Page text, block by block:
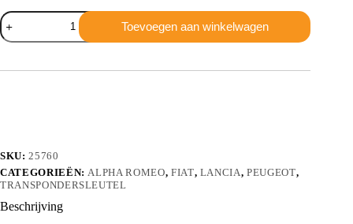
Transpondersleutel
brass
SIP22ATE
chip
Toevoegen aan winkelwagen
SKU:25760
CATEGORIEËN: ALPHA ROMEO, FIAT, LANCIA,PEUGEOT,
TRANSPONDERSLEUTEL
Beschrijving